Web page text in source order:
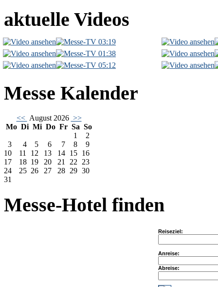
aktuelle Videos
03:19
01:38
05:12
Messe Kalender
<< August 2026 >>
Mo Di Mi Do Fr Sa So
1
2
3
4 5 6 7 8
9
10
11 12 13 14 15 16
17
18 19 20 21 22
23
24
25 26 27 28 29 30
31
Messe-Hotel finden
Reiseziel:
Anreise:
Abreise: